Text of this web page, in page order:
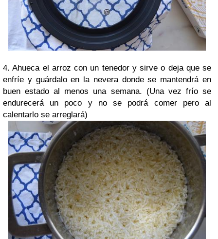
4. Ahueca el arroz con un tenedor y sirve o deja que se
enfríe y guárdalo en la nevera donde se mantendrá en
buen estado al menos una semana. (Una vez frío se
endurecerá un poco y no se podrá comer pero al
calentarlo se arreglará)